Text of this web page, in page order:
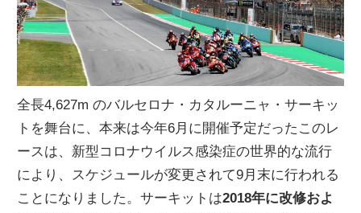
全長4,627m のバルセロナ・カタルーニャ・サーキッ
トを舞台に、本来は今年6月に開催予定だったこのレ
ースは、新型コロナウイルス感染症の世界的な流行
により、スケジュールが変更されて9月末に行われる
ことになりました。サーキットは2018年に改修およ